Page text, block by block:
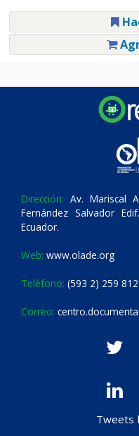
Dirección: Av. Mariscal
Fernández Salvador
Ecuador.
Web: www.olade.org
Teléfono: (593 2) 259
Correo:
Tweets